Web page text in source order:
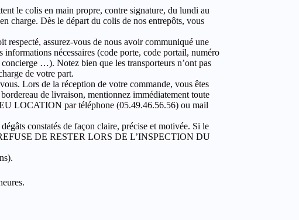
le colis en main propre, contre signature, du lundi au
charge. Dès le départ du colis de nos entrepôts, vous
respecté, assurez-vous de nous avoir communiqué une
nécessaires (code porte, code portail, numéro
…). Notez bien que les transporteurs n’ont pas
de votre part.
Lors de la réception de votre commande, vous êtes
de livraison, mentionnez immédiatement toute
LOCATION par téléphone (05.49.46.56.56) ou mail
constatés de façon claire, précise et motivée. Si le
DE RESTER LORS DE L’INSPECTION DU